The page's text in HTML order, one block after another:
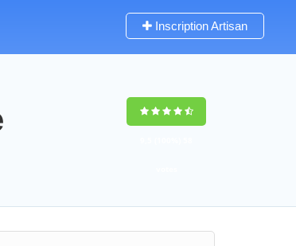
Inscription Artisan